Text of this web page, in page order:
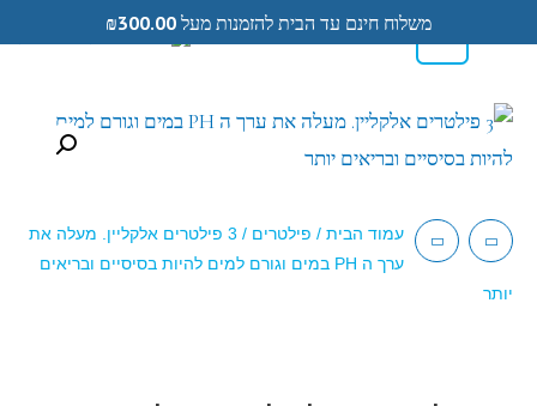
0584433104
עמוד הבית/ פילטרים
/ 3 פילטרים אלקליין. מעלה את
ערך ה PH במים וגורם למים להיות בסיסיים ובריאים
יותר
משלוח חינם עד הבית להזמנות מעל ₪300.00